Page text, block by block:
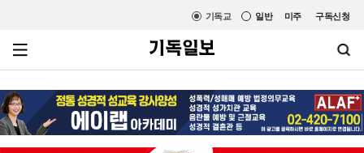
미주 구독신청
일반
기독교